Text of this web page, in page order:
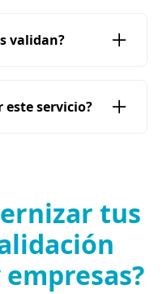
derivados de
validan?
al sistema
este servicio?
tus